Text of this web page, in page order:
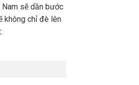
Nam sẽ dần bước
không chỉ đè lên